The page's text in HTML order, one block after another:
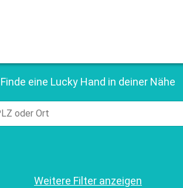
Finde eine Lucky Hand in deiner Nähe
Weitere Filter anzeigen